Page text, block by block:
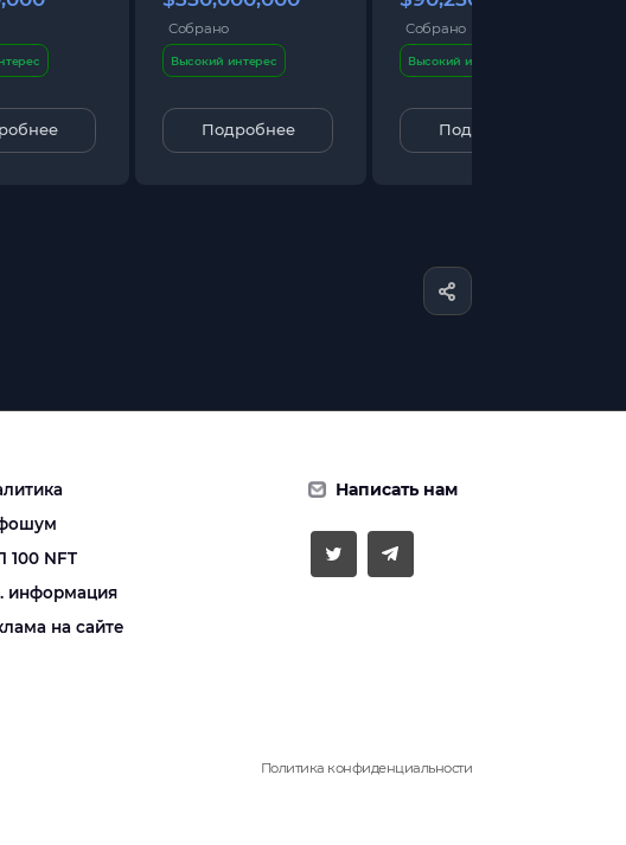
Собрано
Высокий интерес
Подробнее
Собрано
Высокий интерес
Подробнее
100 NFT
информация
на сайте
Написать нам
Политика конфиденциальности